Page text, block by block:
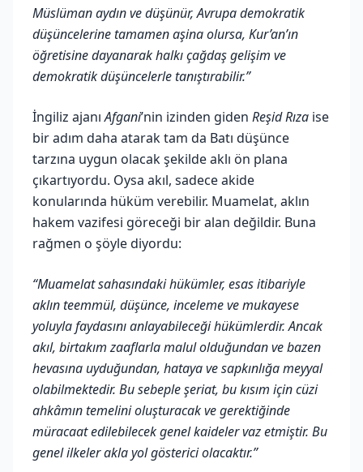
Müslüman aydın ve düşünür, Avrupa demokratik
düşüncelerine tamamen aşina olursa, Kur’an’ın
öğretisine dayanarak halkı çağdaş gelişim ve
demokratik düşüncelerle tanıştırabilir.”
İngiliz ajanıAfgani’nin izinden giden Reşid Rıza ise
bir adım daha atarak tam da Batı düşünce
tarzına uygun olacak şekilde aklı ön plana
çıkartıyordu. Oysa akıl, sadece akide
konularında hüküm verebilir. Muamelat, aklın
hakem vazifesi göreceği bir alan değildir. Buna
rağmen o şöyle diyordu:
“Muamelat sahasındaki hükümler, esas itibariyle
aklın teemmül, düşünce, inceleme ve mukayese
yoluyla faydasını anlayabileceği hükümlerdir. Ancak
akıl, birtakım zaaflarla malul olduğundan ve bazen
hevasına uyduğundan, hataya ve sapkınlığa meyyal
olabilmektedir. Bu sebeple şeriat, bu kısım için cüzi
ahkâmın temelini oluşturacak ve gerektiğinde
müracaat edilebilecek genel kaideler vaz etmiştir. Bu
genel ilkeler akla yol gösterici olacaktır.”